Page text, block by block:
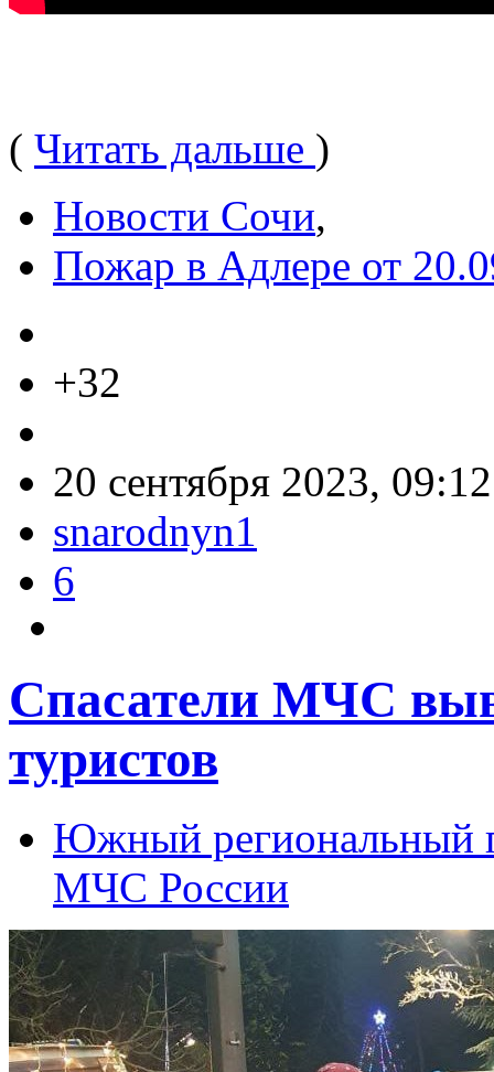
( Читать дальше )
Новости Сочи,
Пожар в Адлере от
+32
20 сентября 2023, 09:12
snarodnyn1
6
Спасатели МЧС
туристов
Южный региональный
МЧС России